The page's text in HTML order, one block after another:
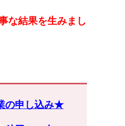
な結果を生みまし
の申し込み★